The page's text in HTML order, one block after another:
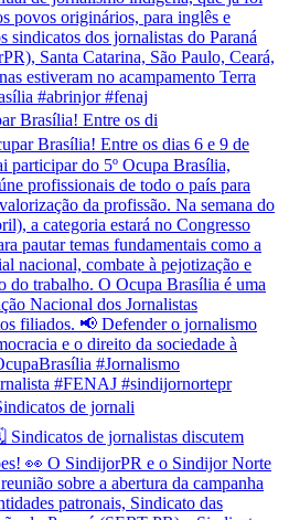
Brasília! Entre os di
de jornali